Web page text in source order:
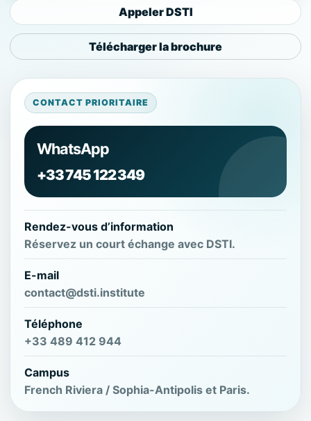
Appeler DSTI
Télécharger la brochure
CONTACT PRIORITAIRE
WhatsApp
+33 745 122 349
Rendez-vous d’information
Réservez un court échange avec DSTI.
E-mail
contact@dsti.institute
Téléphone
+33 489 412 944
Campus
French Riviera / Sophia-Antipolis et Paris.